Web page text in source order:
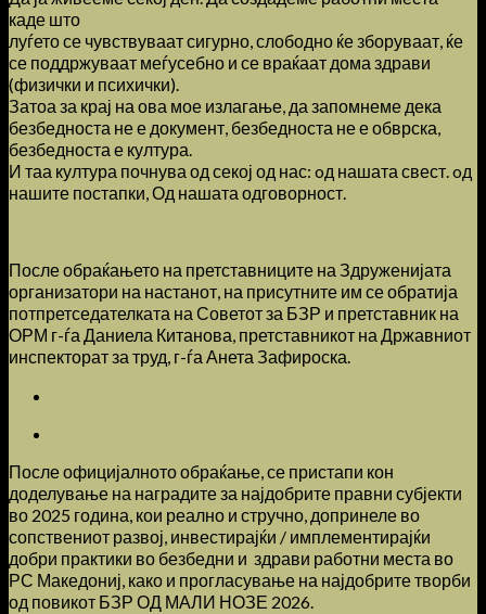
каде што
луѓето се чувствуваат сигурно, слободно ќе зборуваат, ќе
се поддржуваат меѓусебно и се враќаат дома здрави
(физички и психички).
Затоа за крај на ова мое излагање, да запомнеме дека
безбедноста не е документ, безбедноста не е обврска,
безбедноста е култура.
И таа култура почнува од секој од нас: oд нашата свест. oд
нашите постапки, Од нашата одговорност.
После обраќањето на претставниците на Здруженијата
организатори на настанот, на присутните им се обратија
потпретседателката на Советот за БЗР и претставник на
ОРМ г-ѓа Даниела Китанова, претставникот на Државниот
инспекторат за труд, г-ѓа Анета Зафироска.
После официјалното обраќање, се пристапи кон
доделување на наградите за најдобрите правни субјекти
во 2025 година, кои реално и стручно, допринеле во
сопствениот развој, инвестирајќи / имплементирајќи
добри практики во безбедни и здрави работни места во
РС Македониј, како и прогласување на најдобрите творби
од повикот БЗР ОД МАЛИ НОЗЕ 2026.